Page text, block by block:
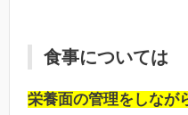
食事については
栄養面の管理をしなが